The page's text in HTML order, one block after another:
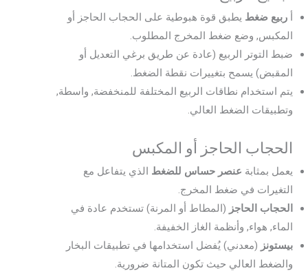
أربيع ضغط يطبق قوة هبوطية على الحجاب الحاجز أو
المكبس, وضع ضغط المخرج المطلوب.
ضبط التوتر الربيع (عادة عن طريق برغي التعديل أو
المقبض) يسمح بتغييرات نقطة الضغط.
يتم استخدام نطاقات الربيع المختلفة للمنخفضة, واسطة,
وتطبيقات الضغط العالي.
الحجاب الحاجز أو المكبس
يعمل بمثابة عنصر حساس للضغط الذي يتفاعل مع
التغيرات في ضغط المخرج.
الحجاب الحاجز (المطاط أو المرنة) تستخدم عادة في
الماء, هواء, وأنظمة الغاز الخفيفة.
بيستونز (معدني) يُفضل استخدامها في تطبيقات البخار
والضغط العالي حيث تكون المتانة ضرورية.